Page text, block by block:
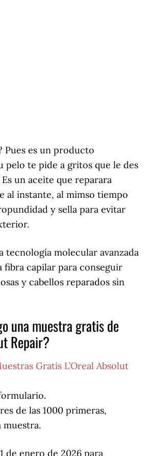
Pues es un producto
pelo te pide a gritos que le des
un aceite que reparara
al instante, al mimso tiempo
y sella para evitar
tecnología molecular avanzada
fibra capilar para conseguir
y cabellos reparados sin
una muestra gratis de
Repair?
Gratis L’Oreal Absolut
de las 1000 primeras,
muestra.
de enero de 2026 para